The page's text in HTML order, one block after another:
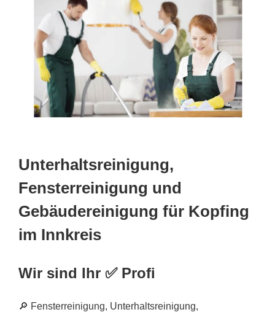
Unterhaltsreinigung,
Fensterreinigung und
Gebäudereinigung für Kopfing
im Innkreis
Wir sind Ihr ✅ Profi
🔎 Fensterreinigung, Unterhaltsreinigung,